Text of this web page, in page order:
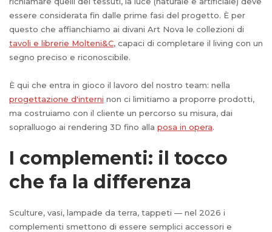
essere considerata fin dalle prime fasi del progetto. È per
questo che affianchiamo ai divani Art Nova le collezioni di
tavoli e librerie Molteni&C, capaci di completare il living con un
segno preciso e riconoscibile.
È qui che entra in gioco il lavoro del nostro team: nella
progettazione d'interni non ci limitiamo a proporre prodotti,
ma costruiamo con il cliente un percorso su misura, dai
sopralluogo ai rendering 3D fino alla posa in opera.
I complementi: il tocco
che fa la differenza
Sculture, vasi, lampade da terra, tappeti — nel 2026 i
complementi smettono di essere semplici accessori e